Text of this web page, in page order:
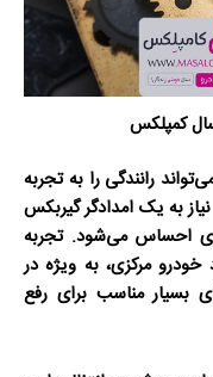
کمپلکس
رانندگی را به تجربه
به یک امدادگر گیربکس
احساس می‌شود. تجربه
مرکزی، به ویژه در
بسیار مناسب برای رفع